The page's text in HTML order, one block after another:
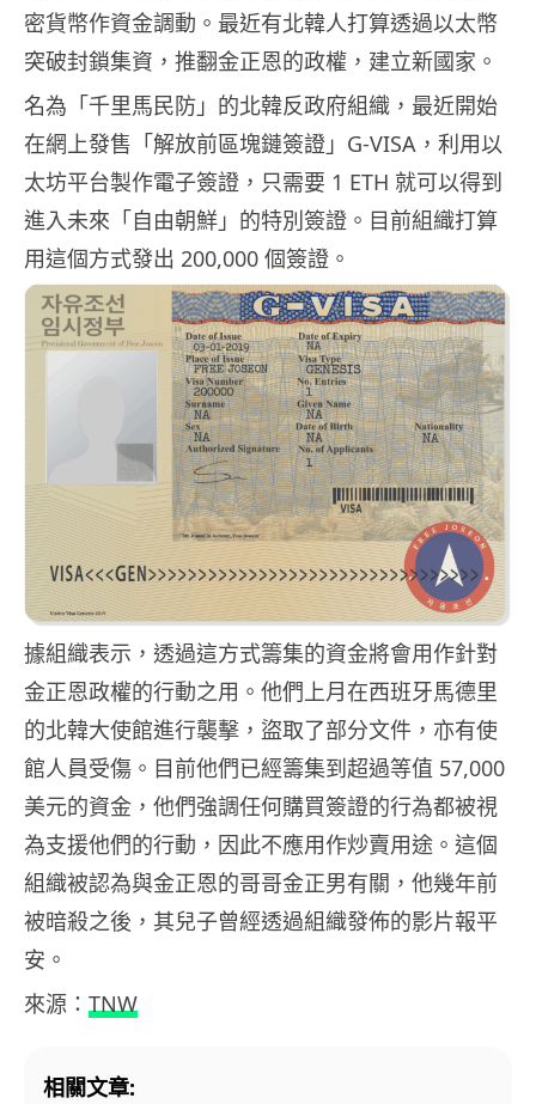
密貨幣作資金調動。最近有北韓人打算透過以太幣
突破封鎖集資，推翻金正恩的政權，建立新國家。
名為「千里馬民防」的北韓反政府組織，最近開始
在網上發售「解放前區塊鏈簽證」G-VISA，利用以
太坊平台製作電子簽證，只需要 1 ETH 就可以得到
進入未來「自由朝鮮」的特別簽證。目前組織打算
用這個方式發出 200,000 個簽證。
據組織表示，透過這方式籌集的資金將會用作針對
金正恩政權的行動之用。他們上月在西班牙馬德里
的北韓大使館進行襲擊，盜取了部分文件，亦有使
館人員受傷。目前他們已經籌集到超過等值 57,000
美元的資金，他們強調任何購買簽證的行為都被視
為支援他們的行動，因此不應用作炒賣用途。這個
組織被認為與金正恩的哥哥金正男有關，他幾年前
被暗殺之後，其兒子曾經透過組織發佈的影片報平
安。
來源： TNW
相關文章: